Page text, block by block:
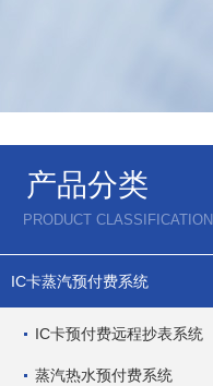
产品分类
PRODUCT CLASSIFICATION
IC卡蒸汽预付费系统
IC卡预付费远程抄表系统
蒸汽热水预付费系统